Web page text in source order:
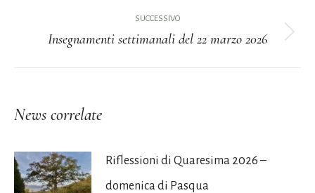
precedente:
SUCCESSIVO
Prossimo
Insegnamenti settimanali del 22 marzo 2026
News correlate
Riflessioni di Quaresima 2026 –
domenica di Pasqua